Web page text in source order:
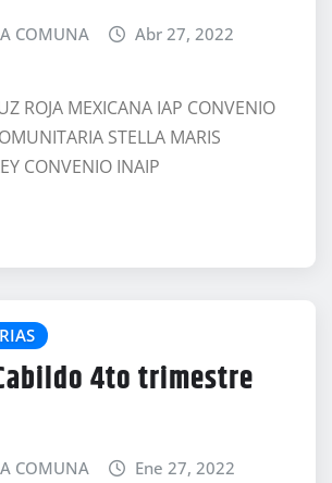
COMUNA
Abr 27, 2022
ROJA MEXICANA IAP CONVENIO
STELLA MARIS
CONVENIO INAIP
4to trimestre
COMUNA
Ene 27, 2022